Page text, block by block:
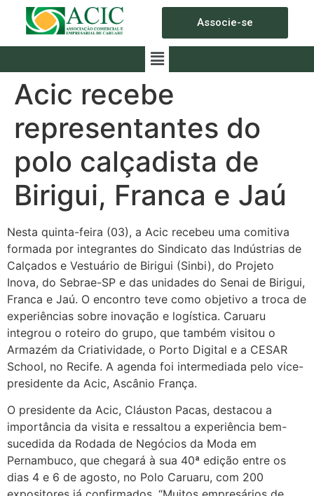
Associe-se
Acic recebe
representantes do
polo calçadista de
Birigui, Franca e Jaú
Nesta quinta-feira (03), a Acic recebeu uma comitiva
formada por integrantes do Sindicato das Indústrias de
Calçados e Vestuário de Birigui (Sinbi), do Projeto
Inova, do Sebrae-SP e das unidades do Senai de Birigui,
Franca e Jaú. O encontro teve como objetivo a troca de
experiências sobre inovação e logística. Caruaru
integrou o roteiro do grupo, que também visitou o
Armazém da Criatividade, o Porto Digital e a CESAR
School, no Recife. A agenda foi intermediada pelo vice-
presidente da Acic, Ascânio França.
O presidente da Acic, Cláuston Pacas, destacou a
importância da visita e ressaltou a experiência bem-
sucedida da Rodada de Negócios da Moda em
Pernambuco, que chegará à sua 40ª edição entre os
dias 4 e 6 de agosto, no Polo Caruaru, com 200